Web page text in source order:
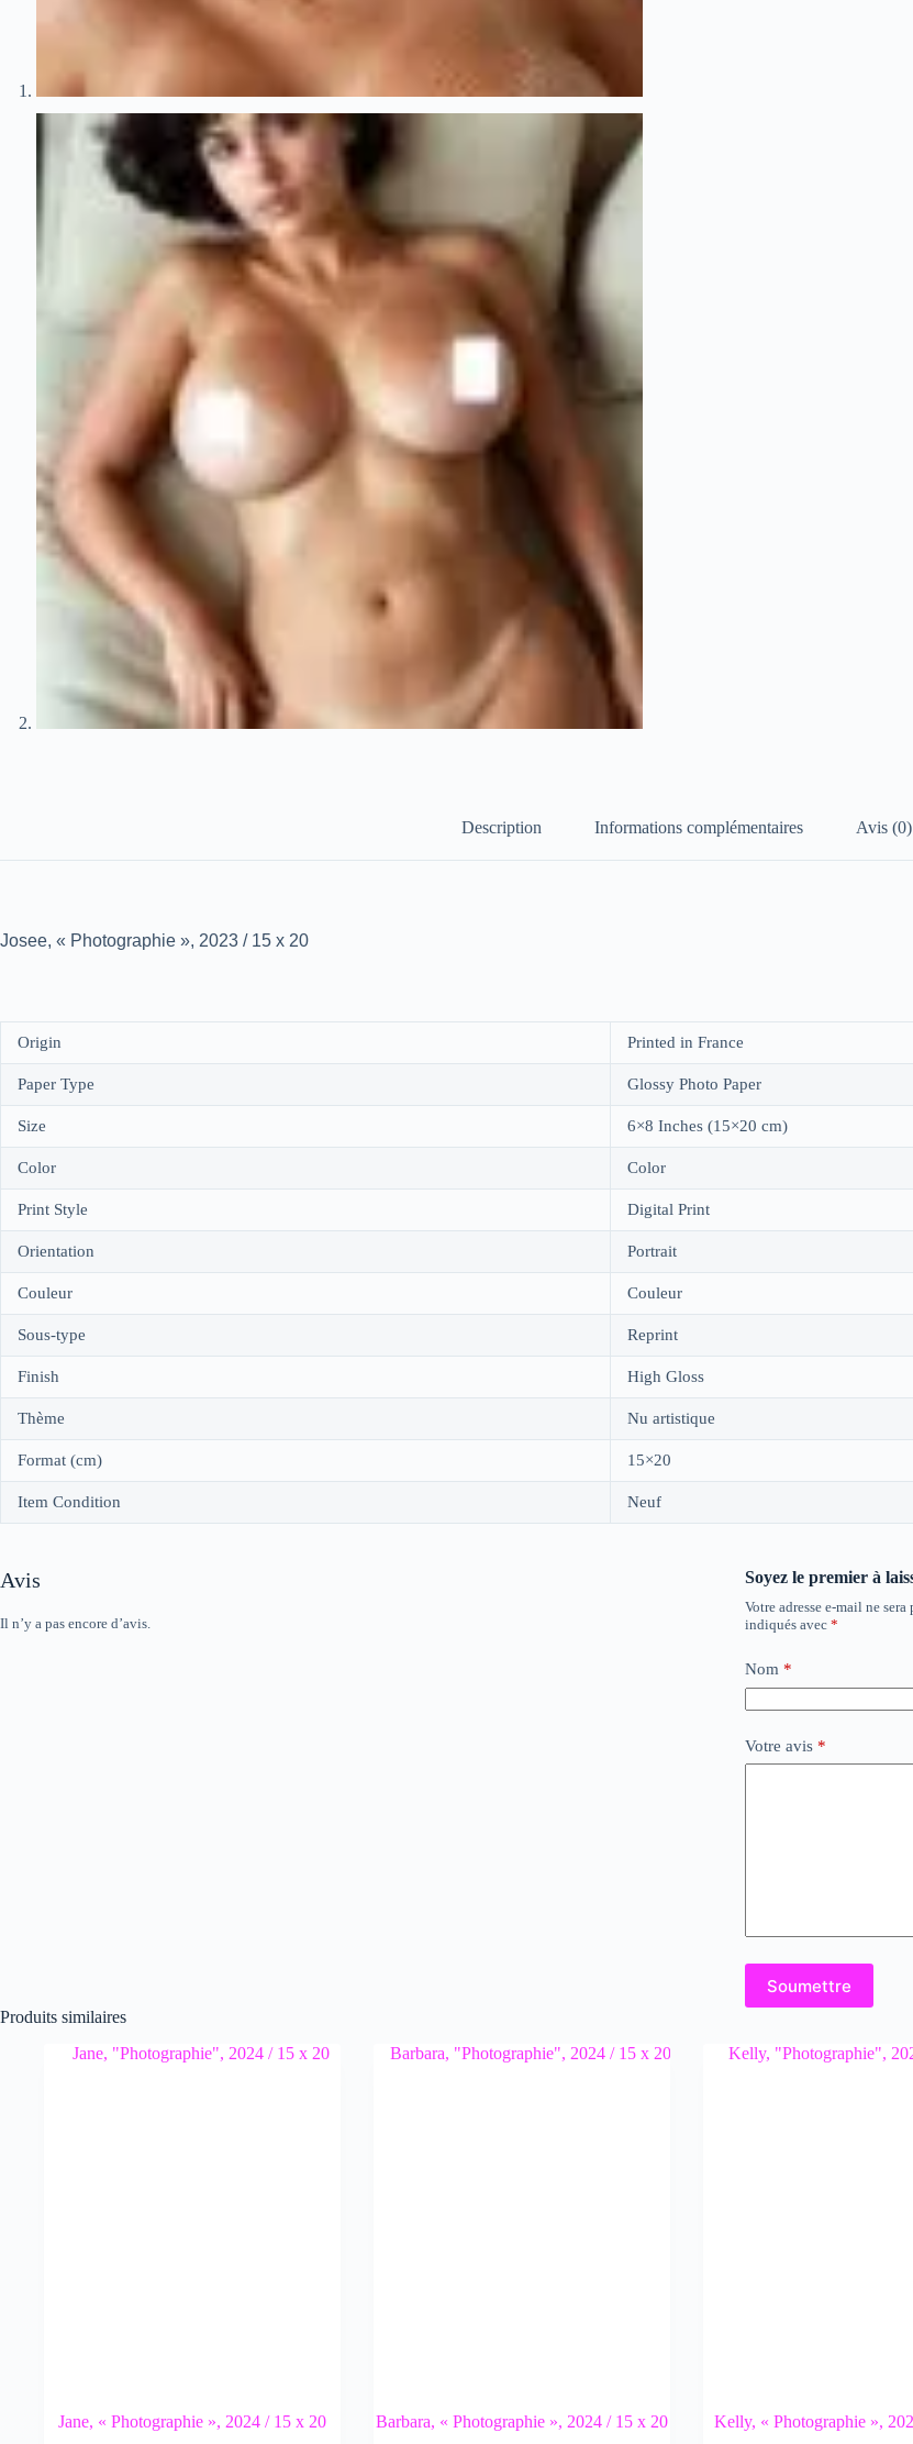
Description Informations complémentaires Avis (0)
Josee, « Photographie », 2023 / 15 x 20
Origin Printed in France
Paper Type Glossy Photo Paper
Size 6×8 Inches (15×20 cm)
Color Color
Print Style Digital Print
Orientation Portrait
Couleur Couleur
Sous-type Reprint
Finish High Gloss
Thème Nu artistique
Format (cm) 15×20
Item Condition Neuf
Avis
Il n’y a pas encore d’avis.
Soyez le premier à
Votre adresse e-mail ne sera
indiqués avec *
Nom *
Votre avis *
Soumettre
Produits similaires
Jane, « Photographie », 2024 / 15 x 20
Barbara, « Photographie », 2024 / 15 x 20
Kelly, « Photographie »,